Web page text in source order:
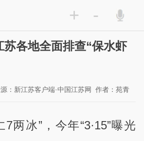
+ -
苏各地全面排查“保水虾
：新江苏客户端·中国江苏网
作者：苑青
7两冰”，今年“3·15”曝光